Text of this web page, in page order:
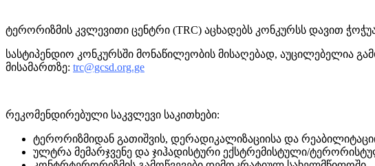
ტერორიზმის კვლევითი ცენტრი (TRC) აცხადებს კონკურსს დავით
სასტიპენდიო კონკურსში მონაწილეობის მისაღებად, აუცილებელია
მისამართზე: trc@gcsd.org.ge
რეკომენდირებული საკვლევი საკითხები:
ტერორიზმიდან გათიშვის, დერადიკალიზაციისა და
ულტრა მემარჯვენე და ჯიჰადისტური ექსტრემისტული/